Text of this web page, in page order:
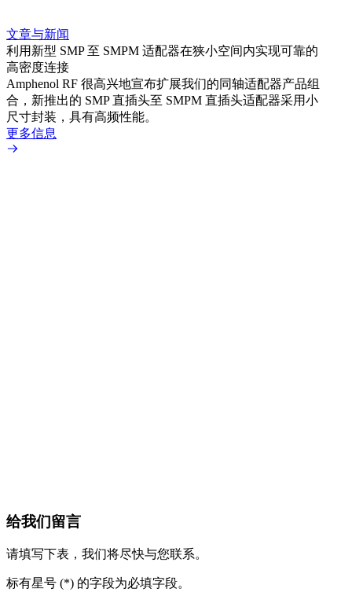
文章与新闻
利用新型 SMP 至 SMPM 适配器在狭小空间内实现可靠的
高密度连接
Amphenol RF 很高兴地宣布扩展我们的同轴适配器产品组
合，新推出的 SMP 直插头至 SMPM 直插头适配器采用小
尺寸封装，具有高频性能。
更多信息
给我们留言
请填写下表，我们将尽快与您联系。
标有星号 (*) 的字段为必填字段。